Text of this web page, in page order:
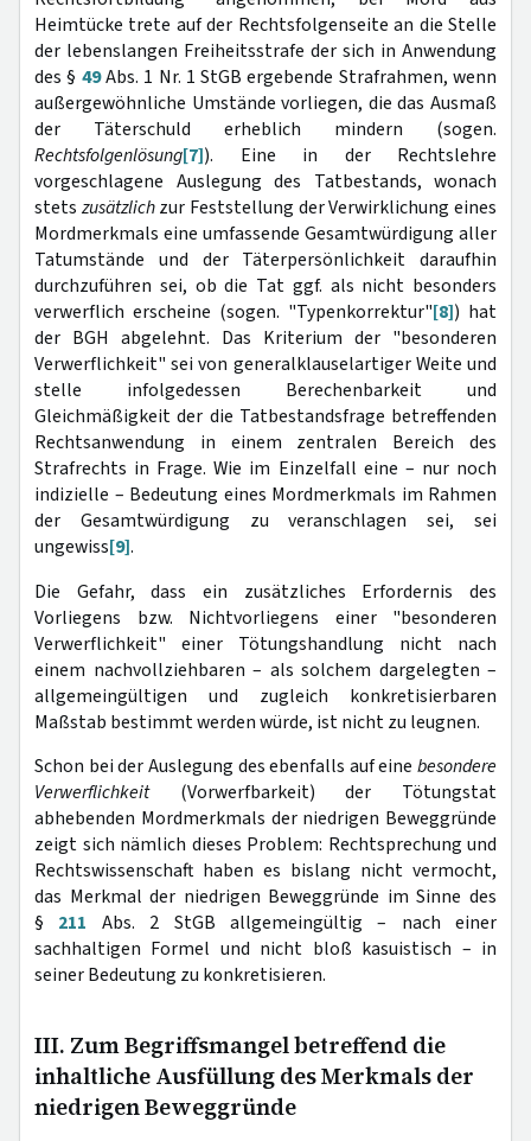
Heimtücke trete auf der Rechtsfolgenseite an die Stelle
der lebenslangen Freiheitsstrafe der sich in Anwendung
des § 49Abs. 1 Nr. 1 StGB ergebende Strafrahmen, wenn
außergewöhnliche Umstände vorliegen, die das Ausmaß
der Täterschuld erheblich mindern (sogen.
Rechtsfolgenlösung[7]). Eine in der Rechtslehre
vorgeschlagene Auslegung des Tatbestands, wonach
stets zusätzlichzur Feststellung der Verwirklichung eines
Mordmerkmals eine umfassende Gesamtwürdigung aller
Tatumstände und der Täterpersönlichkeit daraufhin
durchzuführen sei, ob die Tat ggf. als nicht besonders
verwerflich erscheine (sogen. "Typenkorrektur"[8]) hat
der BGH abgelehnt. Das Kriterium der "besonderen
Verwerflichkeit" sei von generalklauselartiger Weite und
stelle infolgedessen Berechenbarkeit und
Gleichmäßigkeit der die Tatbestandsfrage betreffenden
Rechtsanwendung in einem zentralen Bereich des
Strafrechts in Frage. Wie im Einzelfall eine – nur noch
indizielle – Bedeutung eines Mordmerkmals im Rahmen
der Gesamtwürdigung zu veranschlagen sei, sei
ungewiss[9].
Die Gefahr, dass ein zusätzliches Erfordernis des
Vorliegens bzw. Nichtvorliegens einer "besonderen
Verwerflichkeit" einer Tötungshandlung nicht nach
einem nachvollziehbaren – als solchem dargelegten –
allgemeingültigen und zugleich konkretisierbaren
Maßstab bestimmt werden würde, ist nicht zu leugnen.
Schon bei der Auslegung des ebenfalls auf eine besondere
Verwerflichkeit(Vorwerfbarkeit) der Tötungstat
abhebenden Mordmerkmals der niedrigen Beweggründe
zeigt sich nämlich dieses Problem: Rechtsprechung und
Rechtswissenschaft haben es bislang nicht vermocht,
das Merkmal der niedrigen Beweggründe im Sinne des
§ 211 Abs. 2 StGB allgemeingültig – nach einer
sachhaltigen Formel und nicht bloß kasuistisch – in
seiner Bedeutung zu konkretisieren.
III. Zum Begriffsmangel betreffend die
inhaltliche Ausfüllung des Merkmals der
niedrigen Beweggründe